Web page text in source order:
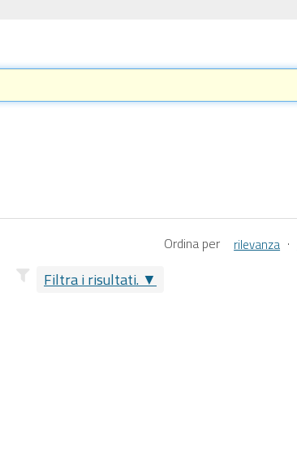
Filtra i risultati.
Ordina per rilevanza ·